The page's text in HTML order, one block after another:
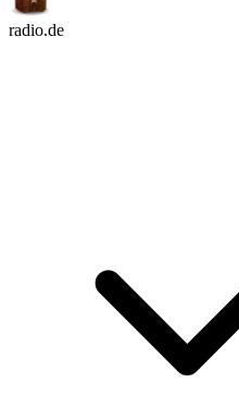
radio.de